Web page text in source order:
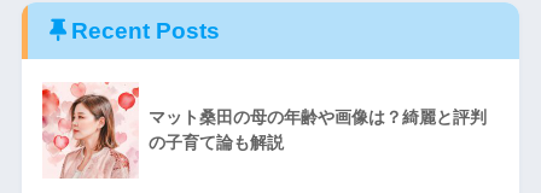
Recent Posts
マット桑田の母の年齢や画像は？綺麗と評判
の子育て論も解説